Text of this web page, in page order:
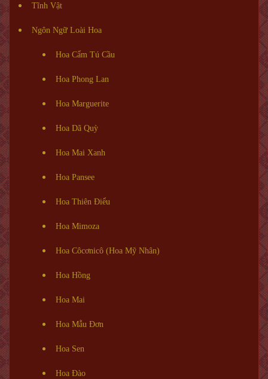
Tĩnh Vật
Ngôn Ngữ Loài Hoa
Hoa Cẩm Tú Cầu
Hoa Phong Lan
Hoa Marguerite
Hoa Dã Quỳ
Hoa Mai Xanh
Hoa Pansee
Hoa Thiên Điểu
Hoa Mimoza
Hoa Côcơnicô (Hoa Mỹ Nhân)
Hoa Hồng
Hoa Mai
Hoa Mẫu Đơn
Hoa Sen
Hoa Đào